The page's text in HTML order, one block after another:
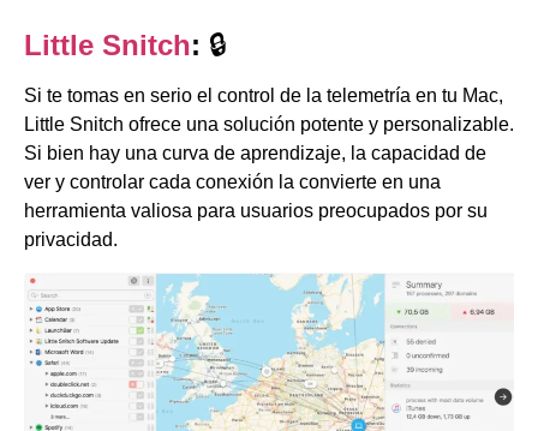
Little Snitch: 🔒
Si te tomas en serio el control de la telemetría en tu Mac,
Little Snitch ofrece una solución potente y personalizable.
Si bien hay una curva de aprendizaje, la capacidad de
ver y controlar cada conexión la convierte en una
herramienta valiosa para usuarios preocupados por su
privacidad.